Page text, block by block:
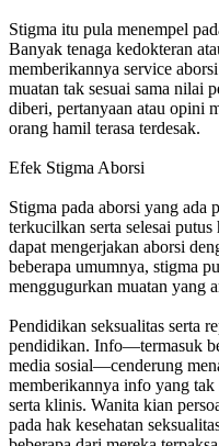
Stigma itu pula menempel
Banyak tenaga kedokteran
memberikannya service
muatan tak sesuai sama nilai
diberi, pertanyaan atau opini
orang hamil terasa terdesak.
Efek Stigma Aborsi
Stigma pada aborsi yang ada
terkucilkan serta selesai
dapat mengerjakan aborsi
beberapa umumnya, stigma
menggugurkan muatan yang
Pendidikan seksualitas serta
pendidikan. Info—termasuk
media sosial—cenderung
memberikannya info yang tak
serta klinis. Wanita kian
pada hak kesehatan